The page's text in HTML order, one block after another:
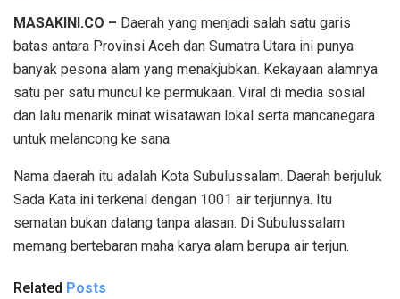
MASAKINI.CO – Daerah yang menjadi salah satu garis
batas antara Provinsi Aceh dan Sumatra Utara ini punya
banyak pesona alam yang menakjubkan. Kekayaan alamnya
satu per satu muncul ke permukaan. Viral di media sosial
dan lalu menarik minat wisatawan lokal serta mancanegara
untuk melancong ke sana.
Nama daerah itu adalah Kota Subulussalam. Daerah berjuluk
Sada Kata ini terkenal dengan 1001 air terjunnya. Itu
sematan bukan datang tanpa alasan. Di Subulussalam
memang bertebaran maha karya alam berupa air terjun.
Related Posts